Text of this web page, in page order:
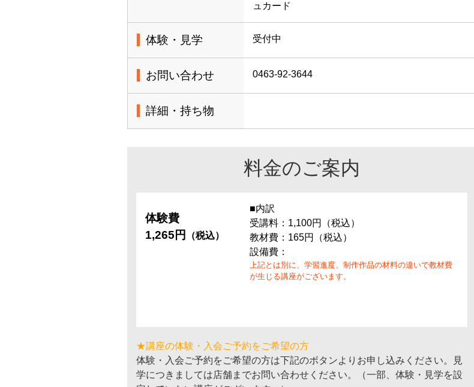
ュカード
体験・見学 受付中
お問い合わせ 0463-92-3644
詳細・持ち物
料金のご案内
体験費
1,265円
（税込）
■内訳
受講料：1,100円（税込）
教材費：165円（税込）
設備費：
上記とは別に、学習進度、制作作品の材料の違いで教材費
が生じる講座がございます。
★講座の体験・入会ご予約をご希望の方
体験・入会ご予約をご希望の方は下記のボタンよりお申し込みください。見
学につきましては店舗までお問い合わせください。（一部、体験・見学を設